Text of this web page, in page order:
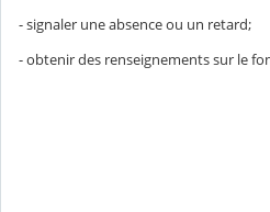
- signaler une absence ou un retard;
- obtenir des renseignements sur le